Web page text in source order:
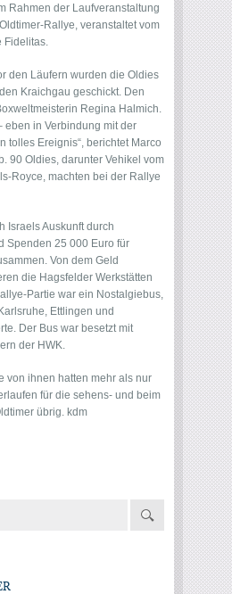
Rahmen der Laufveranstaltung
Rallye, veranstaltet vom
den Läufern wurden die Oldies
Kraichgau geschickt. Den
Regina Halmich.
eben in Verbindung mit der
tolles Ereignis“, berichtet Marco
90 Oldies, darunter Vehikel vom
Royce, machten bei der Rallye
Israels Auskunft durch
Spenden 25 000 Euro für
Von dem Geld
die Hagsfelder Werkstätten
Partie war ein Nostalgiebus,
Ettlingen und
Der Bus war besetzt mit
der HWK.
von ihnen hatten mehr als nur
für die sehens- und beim
übrig. kdm